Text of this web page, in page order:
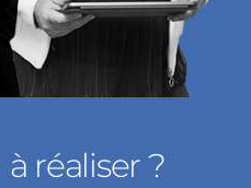
à réaliser ?